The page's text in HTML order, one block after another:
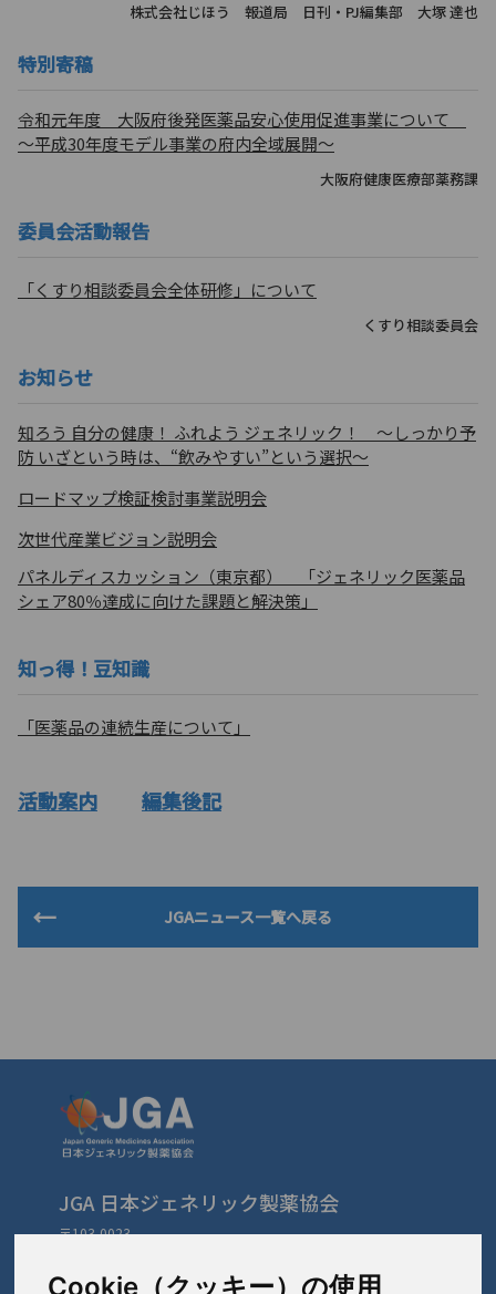
Cookie（クッキー）の使用
株式会社じほう 報道局 日刊・PJ編集部 大塚 達也
特別寄稿
令和元年度 大阪府後発医薬品安心使用促進事業について
～平成30年度モデル事業の府内全域展開～
大阪府健康医療部薬務課
委員会活動報告
「くすり相談委員会全体研修」について
くすり相談委員会
お知らせ
知ろう 自分の健康！ ふれよう ジェネリック！ ～しっかり予
防 いざという時は、“飲みやすい”という選択～
ロードマップ検証検討事業説明会
次世代産業ビジョン説明会
パネルディスカッション（東京都） 「ジェネリック医薬品
シェア80％達成に向けた課題と解決策」
知っ得！豆知識
「医薬品の連続生産について」
活動案内 編集後記
JGAニュース一覧へ戻る
JGA 日本ジェネリック製薬協会
〒103-0023
TEL: 03-3279-1890 / FAX: 03-3241-2978